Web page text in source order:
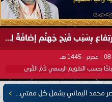
دَرَجات حَرارةِ المُنَاخ تَستَمِر في الارتِفاع بِسَبَب فَيْح جَهنَّم إضافَةً لِحرارةِ الشَّمس في مُحكَم القُرآن العَظيم ..